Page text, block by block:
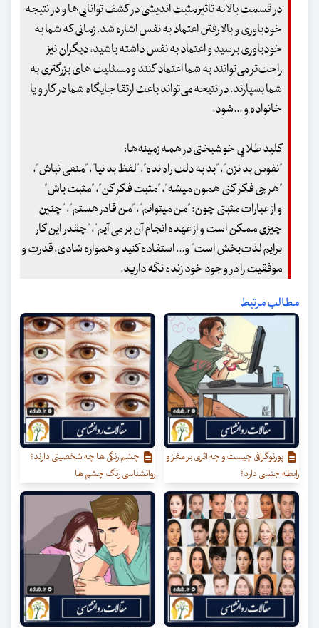
در قسمت بالا به تاثیر مثبت اندیشی در کشف توانایی‌ها و در نتیجه
خودباوری و بالا رفتن اعتماد به نفس اشاره شد. زمانی که شما به
خودباوری برسید و اعتماد به نفس داشته باشید، دیگران نیز
راحت‌تر می‌توانند به شما اعتماد کنند و مسئلیت های بزرگتری به
شما بسپارند. در نتیجه می‌تواند باعث ارتقا جایگاه شما در کار و یا
خانواده و ...شود.
کلید طلایی خوشبختی در همه زمینه‌ها:
"نفوس بد نزن"، "بد به دلت راه نده"، "لفظ بد نیا"، "منفی نباش"،
"هر چی فکر کنی همون میشه"، "مثبت فکر کن"، "مثبت باش"
و از عبارات مثبتی چون: "من میتوانم"، "من قادر هستم"، "چنین
چیزی ممکن است و از عهده انجام آن بر می آیم"، "چقدر این کار
برایم لذت‌بخش است" و... استفاده کنید و همواره شادی، قدرت و
موفقیت را در وجود خود زنده نگه دارید.
مطالب مرتبط
پورنوگرافی چیست و چه اثری بر مغز و
رابطه جنسی دارد؟
چشم رنگی ها چه شخصیتی دارند؟
روانشناسی رنگ چشم ها